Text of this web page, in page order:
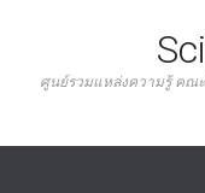
ศูนย์รวมแหล่งความรู้ คณ